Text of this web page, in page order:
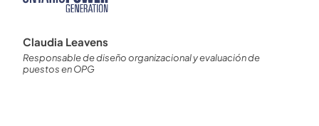
Claudia Leavens
Responsable de diseño organizacional y evaluación de
puestos en OPG